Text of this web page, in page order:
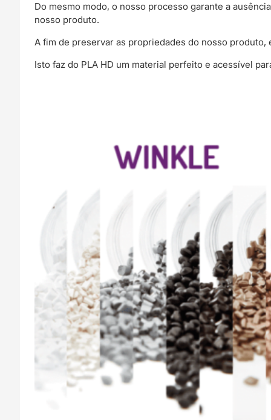
Do mesmo modo, o nosso processo garante a
nosso produto.
A fim de preservar as propriedades do nosso
Isto faz do PLA HD um material perfeito e acessível